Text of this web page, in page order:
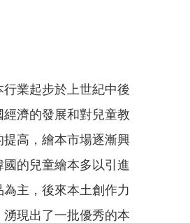
業起步於上世紀中後
濟的發展和對兒童教
提高，繪本市場逐漸興
國的兒童繪本多以引進
為主，後來本土創作力
現出了一批優秀的本